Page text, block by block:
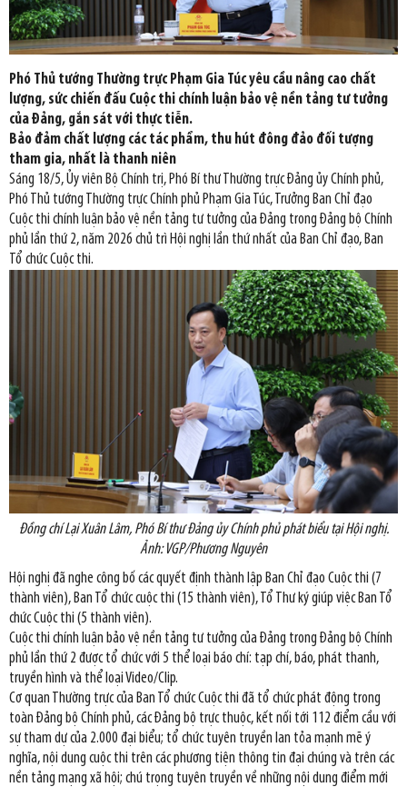
Phó Thủ tướng Thường trực Phạm Gia Túc yêu cầu nâng cao chất
lượng, sức chiến đấu Cuộc thi chính luận bảo vệ nền tảng tư tưởng
của Đảng, gắn sát với thực tiễn.
Bảo đảm chất lượng các tác phẩm, thu hút đông đảo đối tượng
tham gia, nhất là thanh niên
Sáng 18/5, Ủy viên Bộ Chính trị, Phó Bí thư Thường trực Đảng ủy Chính phủ,
Phó Thủ tướng Thường trực Chính phủ Phạm Gia Túc, Trưởng Ban Chỉ đạo
Cuộc thi chính luận bảo vệ nền tảng tư tưởng của Đảng trong Đảng bộ Chính
phủ lần thứ 2, năm 2026 chủ trì Hội nghị lần thứ nhất của Ban Chỉ đạo, Ban
Tổ chức Cuộc thi.
Đồng chí Lại Xuân Lâm, Phó Bí thư Đảng ủy Chính phủ phát biểu tại Hội nghị.
Ảnh: VGP/Phương Nguyên
Hội nghị đã nghe công bố các quyết định thành lập Ban Chỉ đạo Cuộc thi (7
thành viên), Ban Tổ chức cuộc thi (15 thành viên), Tổ Thư ký giúp việc Ban Tổ
chức Cuộc thi (5 thành viên).
Cuộc thi chính luận bảo vệ nền tảng tư tưởng của Đảng trong Đảng bộ Chính
phủ lần thứ 2 được tổ chức với 5 thể loại báo chí: tạp chí, báo, phát thanh,
truyền hình và thể loại Video/Clip.
Cơ quan Thường trực của Ban Tổ chức Cuộc thi đã tổ chức phát động trong
toàn Đảng bộ Chính phủ, các Đảng bộ trực thuộc, kết nối tới 112 điểm cầu với
sự tham dự của 2.000 đại biểu; tổ chức tuyên truyền lan tỏa mạnh mẽ ý
nghĩa, nội dung cuộc thi trên các phương tiện thông tin đại chúng và trên các
nền tảng mạng xã hội; chú trọng tuyên truyền về những nội dung điểm mới